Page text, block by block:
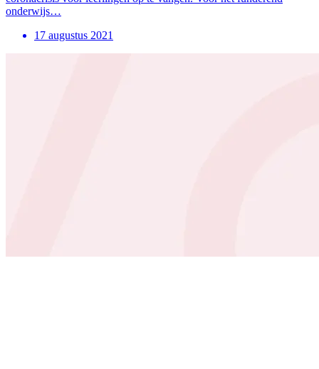
onderwijs…
17 augustus 2021